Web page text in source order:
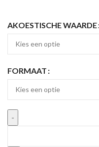
AKOESTISCHE WAARDE
FORMAAT